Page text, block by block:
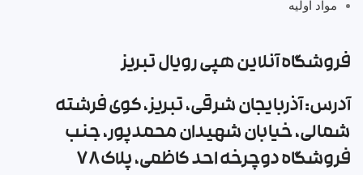
مواد اولیه
فروشگاه آنلاین هپی رویال تبریز
آدرس: آذربایجان شرقی، تبریز، کوی فرشته
شمالی، خیابان شهیدان محمدپور، جنب
فروشگاه دوچرخه احد کاظمی، پلاک ۷۸